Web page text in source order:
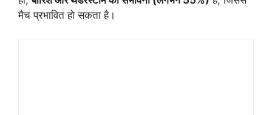
मैच प्रभावित हो सकता है।